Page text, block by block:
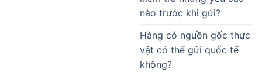
nào trước khi gửi?
Hàng có nguồn gốc thực
vật có thể gửi quốc tế
không?